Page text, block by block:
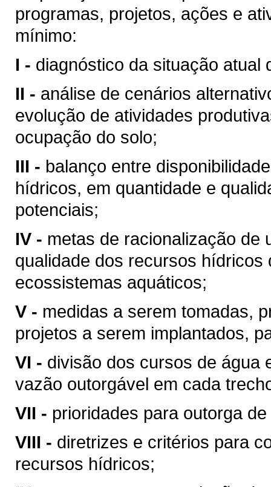
programas, projetos, ações e
mínimo:
I - diagnóstico da situação atual
II - análise de cenários
evolução de atividades
ocupação do solo;
III - balanço entre
hídricos, em quantidade e
potenciais;
IV - metas de racionalização de
qualidade dos recursos
ecossistemas aquáticos;
V - medidas a serem tomadas,
projetos a serem implantados,
VI - divisão dos cursos de água
vazão outorgável em cada
VII - prioridades para outorga
VIII - diretrizes e critérios para
recursos hídricos;